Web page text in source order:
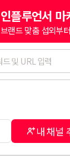
인플루언서
브랜드 맞춤 섭외부
내 채널